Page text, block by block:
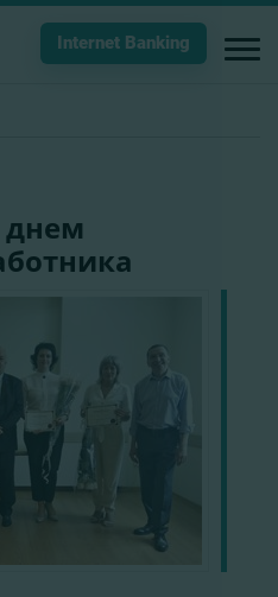
Internet Banking
днем